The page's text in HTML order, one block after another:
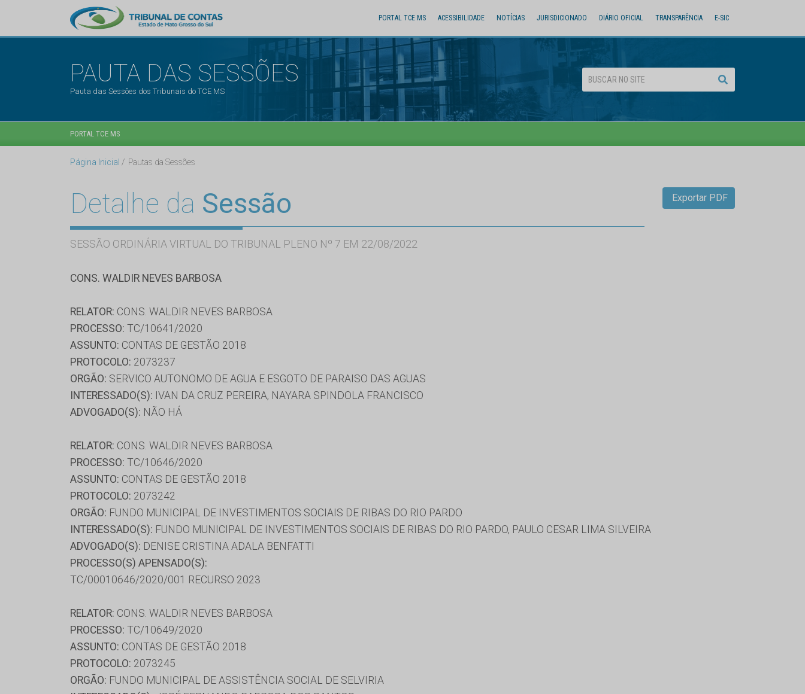
PORTAL TCE MS ACESSIBILIDADE NOTÍCIAS JURISDICIONADO DIÁRIO OFICIAL TRANSPARÊNCIA E-SIC
PAUTA DAS SESSÕES
Pauta das Sessões dos Tribunais do TCE MS
PORTAL TCE MS
Página Inicial Pautas da Sessões
Detalhe da Sessão
SESSÃO ORDINÁRIA VIRTUAL DO TRIBUNAL PLENO Nº 7 EM 22/08/2022
Exportar PDF
CONS. WALDIR NEVES BARBOSA
RELATOR: CONS. WALDIR NEVES BARBOSA
PROCESSO: TC/10641/2020
ASSUNTO: CONTAS DE GESTÃO 2018
PROTOCOLO: 2073237
ORGÃO: SERVICO AUTONOMO DE AGUA E ESGOTO DE PARAISO DAS AGUAS
INTERESSADO(S): IVAN DA CRUZ PEREIRA, NAYARA SPINDOLA FRANCISCO
ADVOGADO(S): NÃO HÁ
RELATOR: CONS. WALDIR NEVES BARBOSA
PROCESSO: TC/10646/2020
ASSUNTO: CONTAS DE GESTÃO 2018
PROTOCOLO: 2073242
ORGÃO: FUNDO MUNICIPAL DE INVESTIMENTOS SOCIAIS DE RIBAS DO RIO PARDO
INTERESSADO(S): FUNDO MUNICIPAL DE INVESTIMENTOS SOCIAIS DE RIBAS DO RIO PARDO, PAULO CESAR LIMA SILVEIRA
ADVOGADO(S): DENISE CRISTINA ADALA BENFATTI
PROCESSO(S) APENSADO(S):
TC/00010646/2020/001 RECURSO 2023
RELATOR: CONS. WALDIR NEVES BARBOSA
PROCESSO: TC/10649/2020
ASSUNTO: CONTAS DE GESTÃO 2018
PROTOCOLO: 2073245
ORGÃO: FUNDO MUNICIPAL DE ASSISTÊNCIA SOCIAL DE SELVIRIA